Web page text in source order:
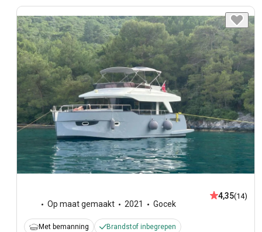
Op maat gemaakt 2021 Gocek
4,35(14)
Met bemanning Brandstof inbegrepen